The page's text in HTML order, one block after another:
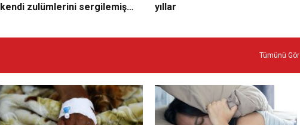
kendi zulümlerini sergilemiş
yıllar
Tümünü Gör